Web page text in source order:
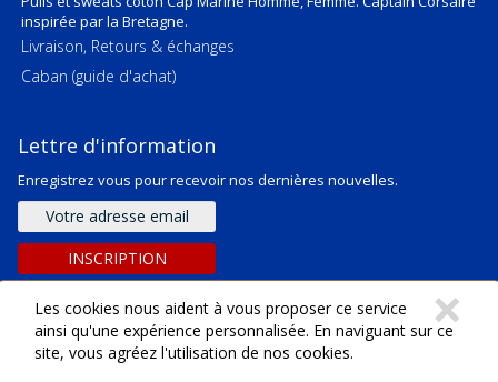
inspirée par la Bretagne.
Livraison, Retours & échanges
Caban (guide d'achat)
Lettre d'information
Enregistrez vous pour recevoir nos dernières nouvelles.
Adresse
e-
mail
INSCRIPTION
Copyright ©2026 SARL Emeraude
×
Les cookies nous aident à vous proposer ce service
ainsi qu'une expérience personnalisée. En naviguant sur ce
site, vous agréez l'utilisation de nos cookies.